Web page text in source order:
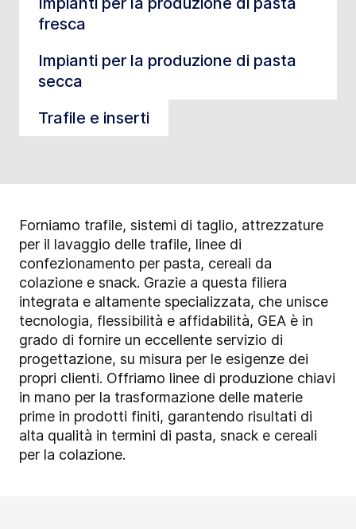
fresca
Impianti per la produzione di pasta
secca
Trafile e inserti
Forniamo trafile, sistemi di taglio, attrezzature
per il lavaggio delle trafile, linee di
confezionamento per pasta, cereali da
colazione e snack. Grazie a questa filiera
integrata e altamente specializzata, che unisce
tecnologia, flessibilità e affidabilità, GEA è in
grado di fornire un eccellente servizio di
progettazione, su misura per le esigenze dei
propri clienti. Offriamo linee di produzione chiavi
in mano per la trasformazione delle materie
prime in prodotti finiti, garantendo risultati di
alta qualità in termini di pasta, snack e cereali
per la colazione.